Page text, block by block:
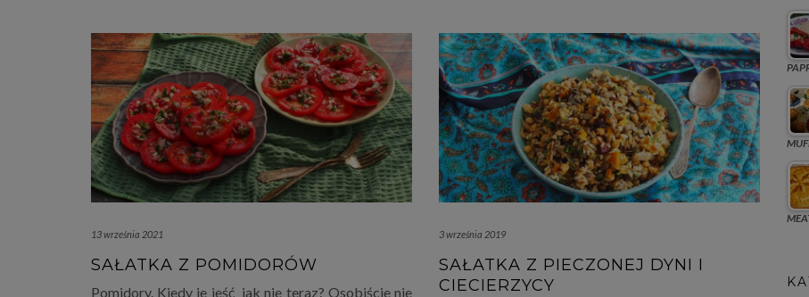
13 września 2021
SAŁATKA Z POMIDORÓW
Pomidory. Kiedy je jeść jak nie teraz? Osobiście nie
3 września 2019
SAŁATKA Z PIECZONEJ DYNI I
CIECIERZYCY